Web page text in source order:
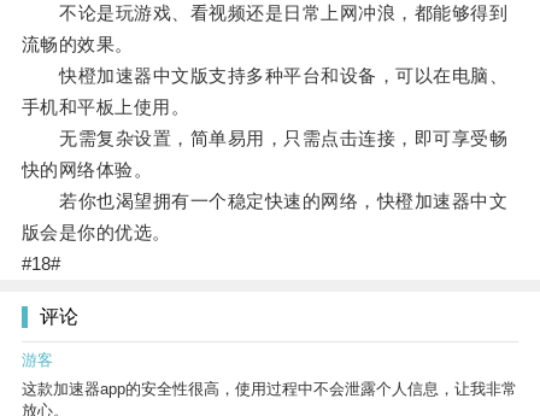
不论是玩游戏、看视频还是日常上网冲浪，都能够得到
流畅的效果。
快橙加速器中文版支持多种平台和设备，可以在电脑、
手机和平板上使用。
无需复杂设置，简单易用，只需点击连接，即可享受畅
快的网络体验。
若你也渴望拥有一个稳定快速的网络，快橙加速器中文
版会是你的优选。
#18#
评论
游客
这款加速器app的安全性很高，使用过程中不会泄露个人信息，让我非常
放心。